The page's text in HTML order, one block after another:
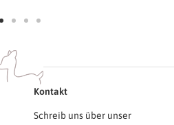
1
gehen
2
gehen
gehengehen
Kontakt
Schreib uns über unser